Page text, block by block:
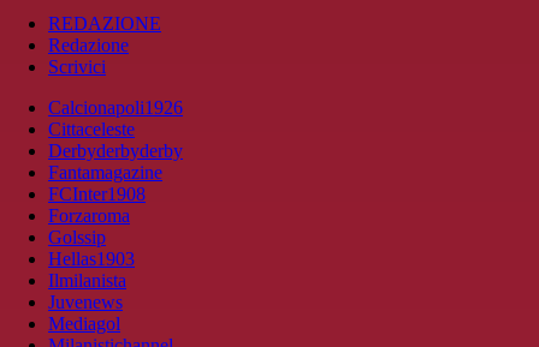
REDAZIONE
Redazione
Scrivici
Calcionapoli1926
Cittaceleste
Derbyderbyderby
Fantamagazine
FCInter1908
Forzaroma
Golssip
Hellas1903
Ilmilanista
Juvenews
Mediagol